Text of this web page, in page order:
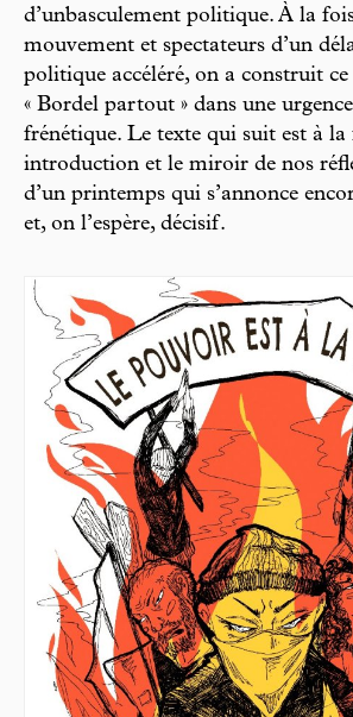
d’unbasculement politique. À la
mouvement et spectateurs d’un
politique accéléré, on a construit
« Bordel partout » dans une
frénétique. Le texte qui suit est à la
introduction et le miroir de nos
d’un printemps qui s’annonce
et, on l’espère, décisif.